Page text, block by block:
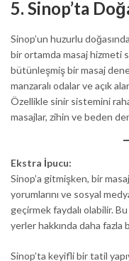
5. Sinop’ta
Sinop’un huzurlu
bir ortamda masaj hizmeti
bütünleşmiş bir masaj
manzaralı odalar ve açık
Özellikle sinir sistemini
masajlar, zihin ve beden
Ekstra İpucu:
Sinop’a gitmişken, bir
yorumlarını ve sosyal
geçirmek faydalı olabilir.
yerler hakkında daha fazla
Sinop’ta keyifli bir tatil